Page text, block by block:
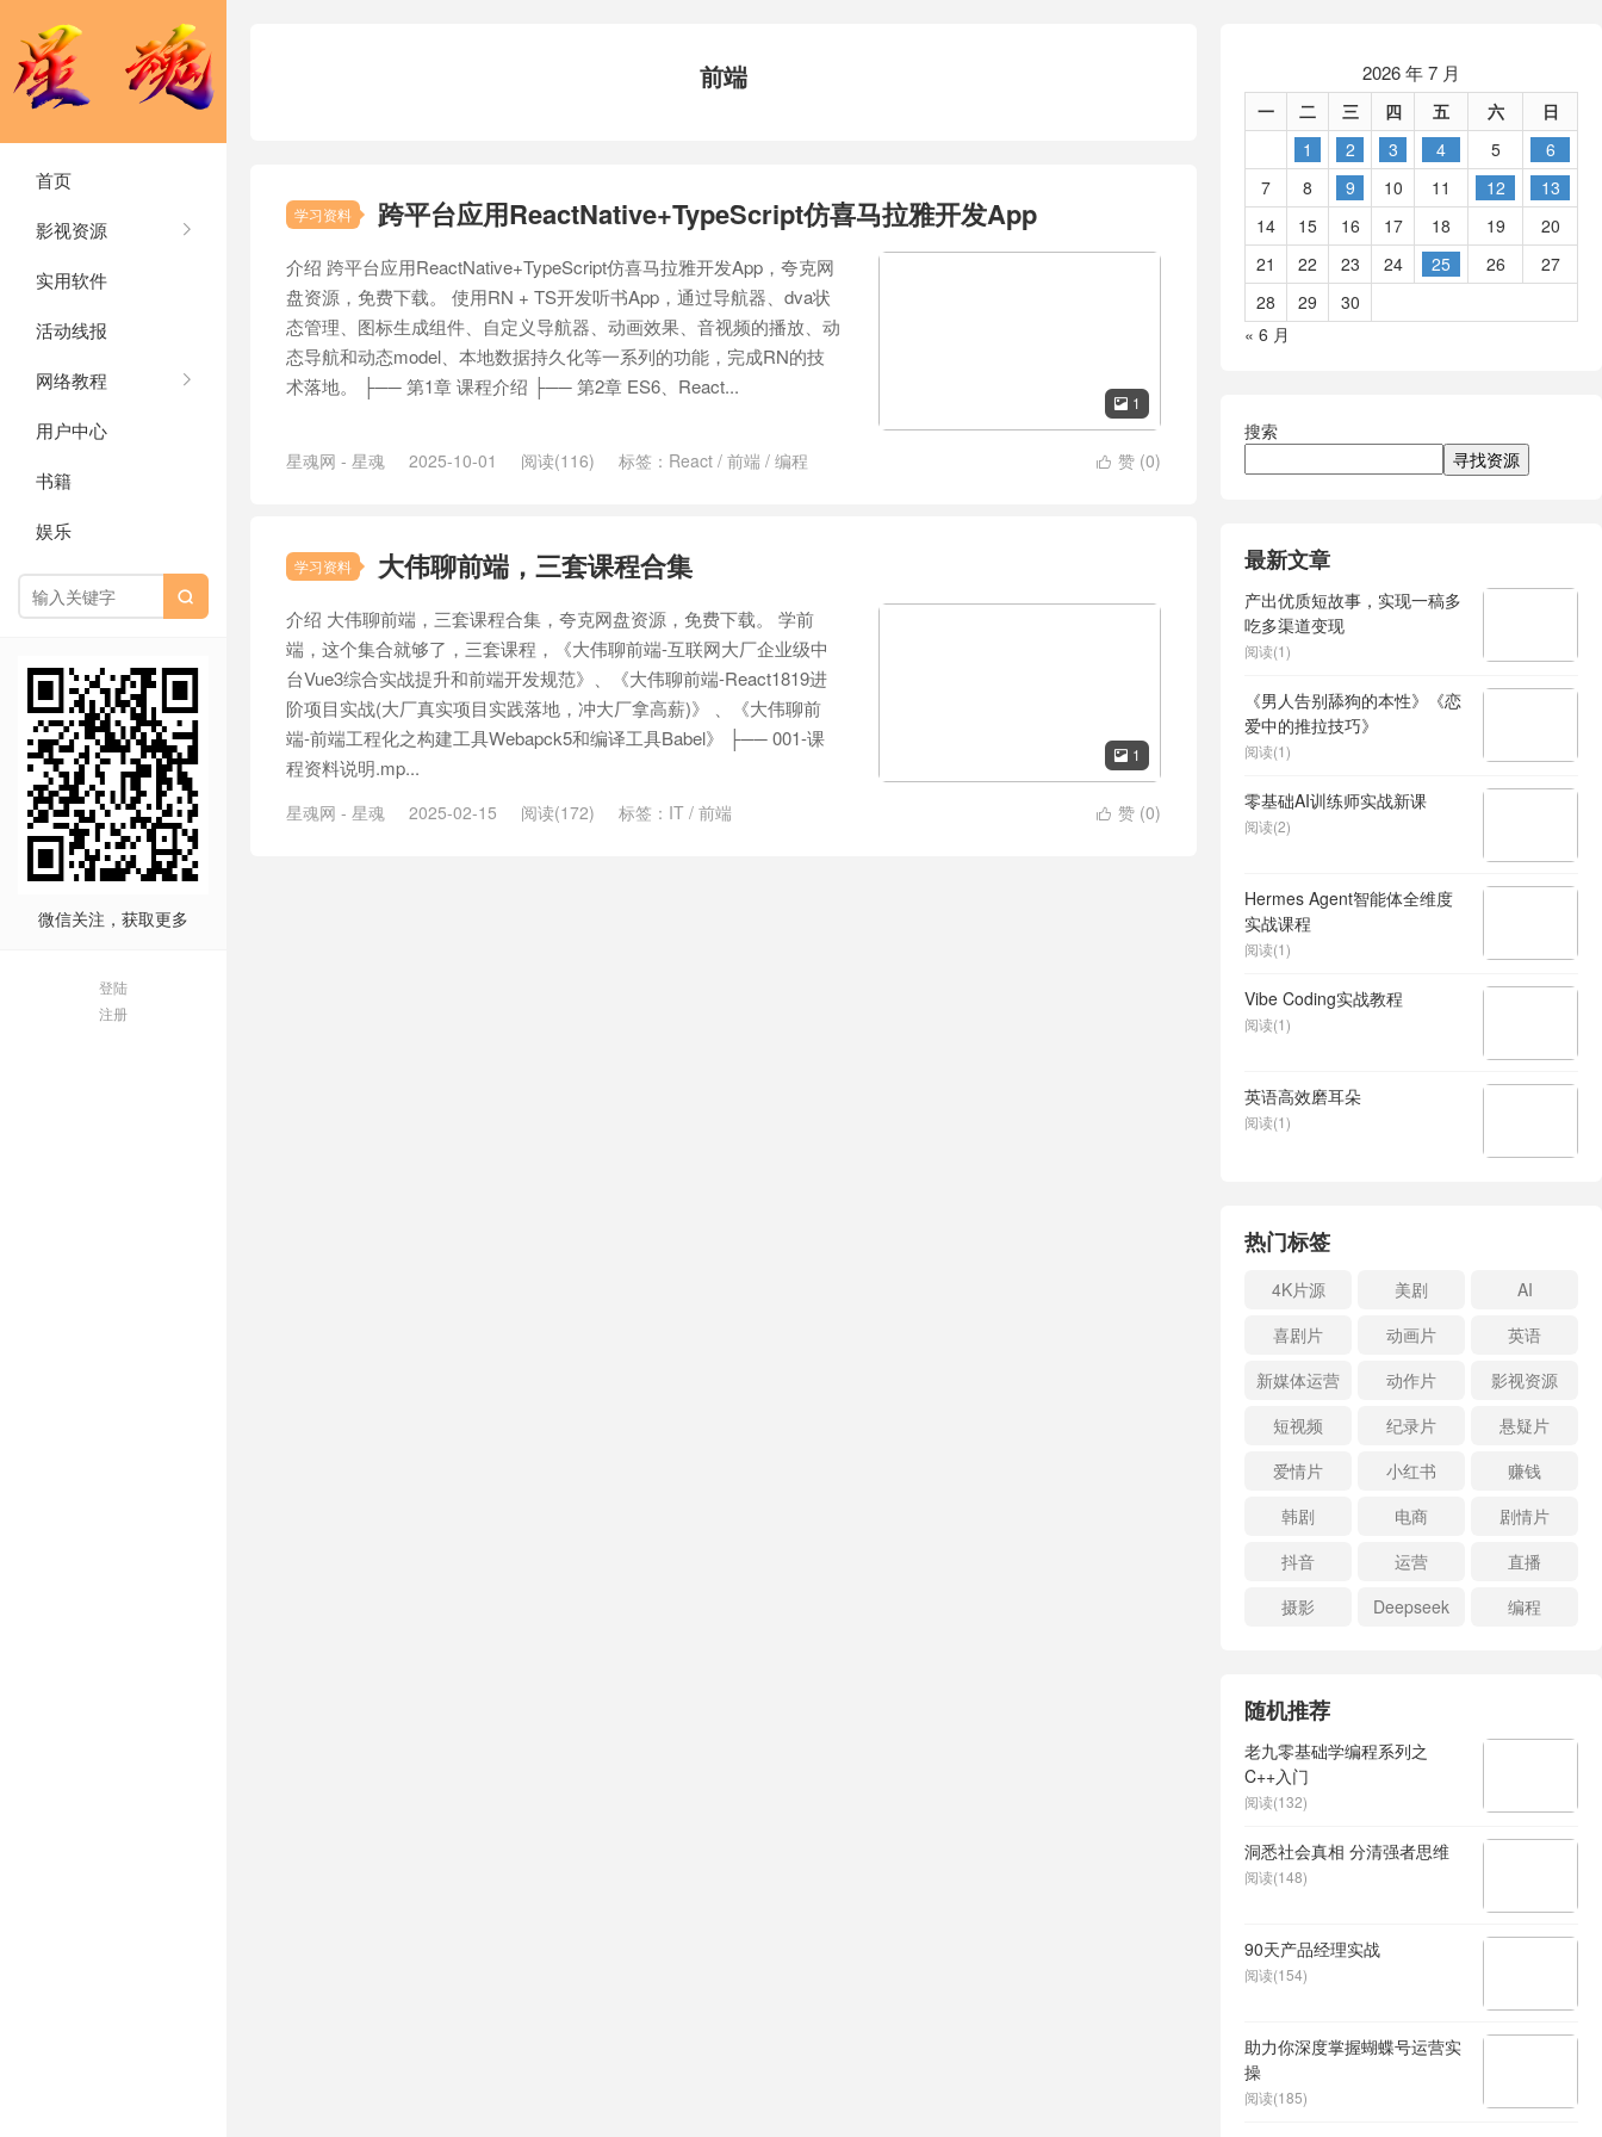
首页
影视资源
实用软件
活动线报
网络教程
用户中心
书籍
娱乐

微信关注，获取更多
登陆
注册
前端
学习资料 跨平台应用ReactNative+TypeScript仿喜马拉雅开发App
 1
介绍 跨平台应用ReactNative+TypeScript仿喜马拉雅开发App，夸克网
盘资源，免费下载。 使用RN + TS开发听书App，通过导航器、dva状
态管理、图标生成组件、自定义导航器、动画效果、音视频的播放、动
态导航和动态model、本地数据持久化等一系列的功能，完成RN的技
术落地。 ├── 第1章 课程介绍 ├── 第2章 ES6、React...
 赞 (0)
星魂网 - 星魂 2025-10-01 阅读(116) 标签： React / 前端 / 编程
学习资料 大伟聊前端，三套课程合集
 1
介绍 大伟聊前端，三套课程合集，夸克网盘资源，免费下载。 学前
端，这个集合就够了，三套课程，《大伟聊前端-互联网大厂企业级中
台Vue3综合实战提升和前端开发规范》、《大伟聊前端-React1819进
阶项目实战(大厂真实项目实践落地，冲大厂拿高薪)》 、《大伟聊前
端-前端工程化之构建工具Webapck5和编译工具Babel》 ├── 001-课
程资料说明.mp...
 赞 (0)
星魂网 - 星魂 2025-02-15 阅读(172) 标签： IT / 前端
2026 年 7 月
一 二 三 四 五 六
日
1
2 3 4 5
6
7
8 9 10 11 12
13
14
15 16 17 18 19
20
21
22 23 24 25 26
27
28
29
30
« 6 月
搜索
寻找资源
最新文章
产出优质短故事，实现一稿多
吃多渠道变现
阅读(1)
《男人告别舔狗的本性》《恋
爱中的推拉技巧》
阅读(1)
零基础AI训练师实战新课
阅读(2)
Hermes Agent智能体全维度
实战课程
阅读(1)
Vibe Coding实战教程
阅读(1)
英语高效磨耳朵
阅读(1)
热门标签
4K片源 美剧
AI
喜剧片
动画片
英语
新媒体运营
动作片
影视资源
短视频
纪录片
悬疑片
爱情片
小红书
赚钱
韩剧
电商
剧情片
抖音
运营
直播
摄影
Deepseek 编程
随机推荐
老九零基础学编程系列之
C++入门
阅读(132)
洞悉社会真相 分清强者思维
阅读(148)
90天产品经理实战
阅读(154)
助力你深度掌握蝴蝶号运营实
操
阅读(185)